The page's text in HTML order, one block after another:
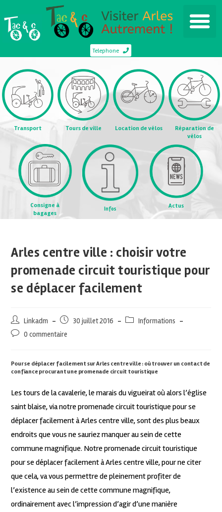
Telephone
Transport Tours de ville Location de vélos
Réparation de
vélos
Consigne à
bagages
Infos Actus
Arles centre ville : choisir votre
promenade circuit touristique pour
se déplacer facilement
Linkadm 30 juillet 2016
Informations
0 commentaire
Pour se déplacer facilement sur Arles centre ville : où trouver un contact de
confiance procurant une promenade circuit touristique
Les tours de la cavalerie, le marais du vigueirat où alors l’église
saint blaise, via notre promenade circuit touristique pour se
déplacer facilement à Arles centre ville, sont des plus beaux
endroits que vous ne sauriez manquer au sein de cette
commune magnifique. Notre promenade circuit touristique
pour se déplacer facilement à Arles centre ville, pour ne citer
que cela, va vous permettre de pleinement profiter de
l’existence au sein de cette commune magnifique,
ordinairement avec l’impression d’agir d’une manière